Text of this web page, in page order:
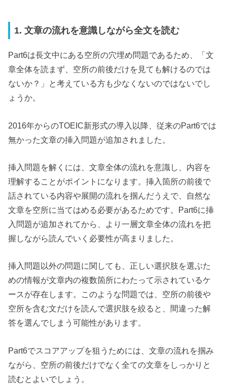
1. 文章の流れを意識しながら全文を読む
Part6は長文中にある空所の穴埋め問題であるため、「文
章全体を読まず、空所の前後だけを見ても解けるのでは
ないか？」と考えている方も少なくないのではないでし
ょうか。
2016年からのTOEIC新形式の導入以降、従来のPart6では
無かった文章の挿入問題が追加されました。
挿入問題を解くには、文章全体の流れを意識し、内容を
理解することがポイントになります。挿入箇所の前後で
話されている内容や展開の流れを掴んだうえで、自然な
文章を空所に当てはめる必要があるためです。Part6に挿
入問題が追加されてから、より一層文章全体の流れを把
握しながら読んでいく必要性が高まりました。
挿入問題以外の問題に関しても、正しい選択肢を選ぶた
めの情報が文章内の複数箇所にわたって示されているケ
ースが存在します。このような問題では、空所の前後や
空所を含む文だけを読んで選択肢を絞ると、間違った解
答を選んでしまう可能性があります。
Part6でスコアアップを狙うためには、文章の流れを掴み
ながら、空所の前後だけでなく全ての文章をしっかりと
読むとよいでしょう。